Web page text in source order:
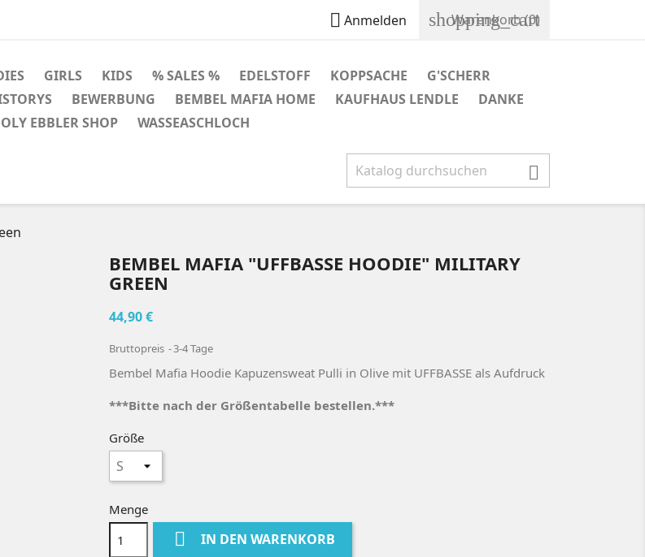
 Anmelden shopping_cart
Warenkorb(0)
GIRLS KIDS % SALES % EDELSTOFF KOPPSACHE
G'SCHERR
BEWERBUNG BEMBEL MAFIA HOME KAUFHAUS LENDLE
DANKE
EBBLER SHOP WASSEASCHLOCH

BEMBEL MAFIA "UFFBASSE HOODIE" MILITARY
GREEN
44,90 €
Bruttopreis 3-4 Tage
Bembel Mafia Hoodie Kapuzensweat Pulli in Olive mit UFFBASSE als Aufdruck
***Bitte nach der Größentabelle bestellen.***
Größe
Menge
 IN DEN WARENKORB